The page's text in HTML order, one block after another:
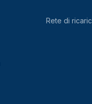
Rete di